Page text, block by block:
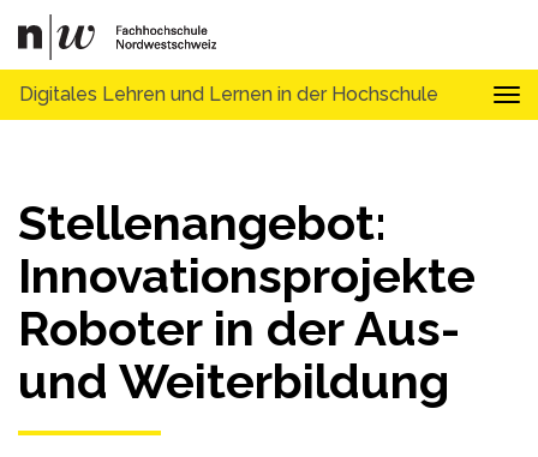
Digitales Lehren und Lernen in der Hochschule
Stellenangebot:
Innovationsprojekte
Roboter in der Aus-
und Weiterbildung